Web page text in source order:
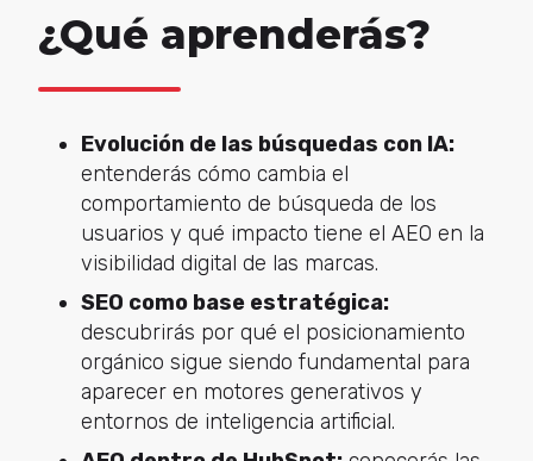
¿Qué aprenderás?
Evolución de las búsquedas con IA:
entenderás cómo cambia el
comportamiento de búsqueda de los
usuarios y qué impacto tiene el AEO en la
visibilidad digital de las marcas.
SEO como base estratégica:
descubrirás por qué el posicionamiento
orgánico sigue siendo fundamental para
aparecer en motores generativos y
entornos de inteligencia artificial.